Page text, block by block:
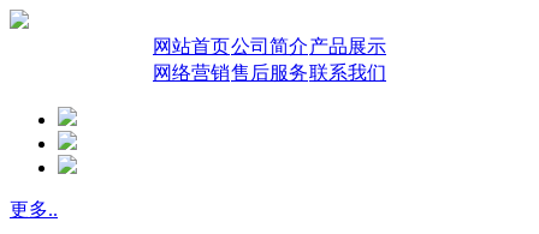
网站首页公司简介产品展示
网络营销售后服务联系我们
更多..